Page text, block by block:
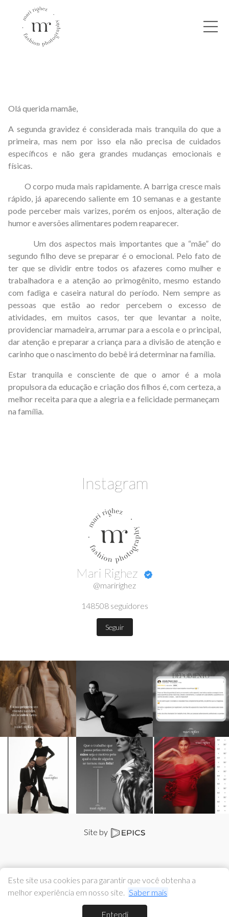
Este site usa cookies para garantir que você obtenha a
melhor experiência em nosso site. Saber mais
Entendi
Olá querida mamãe,
A segunda gravidez é considerada mais tranquila do que a
primeira, mas nem por isso ela não precisa de cuidados
específicos e não gera grandes mudanças emocionais e
físicas.
O corpo muda mais rapidamente. A barriga cresce mais
rápido, já aparecendo saliente em 10 semanas e a gestante
pode perceber mais varizes, porém os enjoos, alteração de
humor e aversões alimentares podem reaparecer.
Um dos aspectos mais importantes que a “mãe” do
segundo filho deve se preparar é o emocional. Pelo fato de
ter que se dividir entre todos os afazeres como mulher e
trabalhadora e a atenção ao primogênito, mesmo estando
com fadiga e caseira natural do período. Nem sempre as
pessoas que estão ao redor percebem o excesso de
atividades, em muitos casos, ter que levantar a noite,
providenciar mamadeira, arrumar para a escola e o principal,
dar atenção e preparar a criança para a divisão de atenção e
carinho que o nascimento do bebê irá determinar na família.
Estar tranquila e consciente de que o amor é a mola
propulsora da educação e criação dos filhos é, com certeza, a
melhor receita para que a alegria e a felicidade permaneçam
na família.
Instagram
Mari Righez
@maririghez
148508 seguidores
Seguir
Site by